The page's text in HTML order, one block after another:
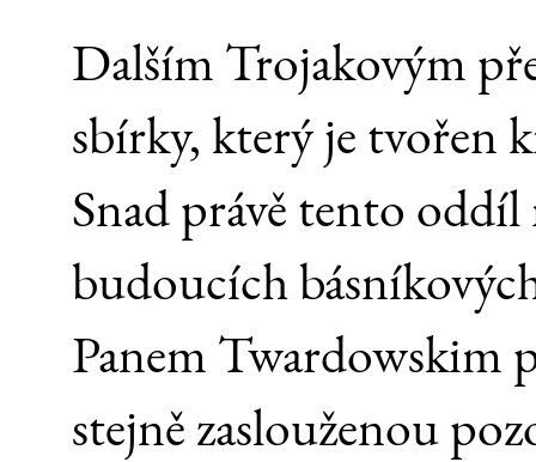
Dalším Trojakovým
sbírky, který je tvořen
Snad právě tento
budoucích
Panem Twardowskim
stejně zaslouženou